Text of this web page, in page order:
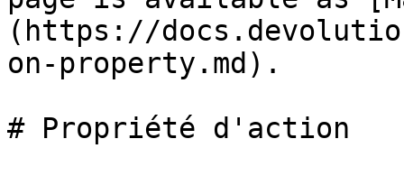
(https://
on-property.md).
# Propriété d'action